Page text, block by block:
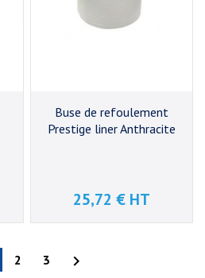
Buse de refoulement
Prestige liner Anthracite
Prix
25,72 € HT
2 3 